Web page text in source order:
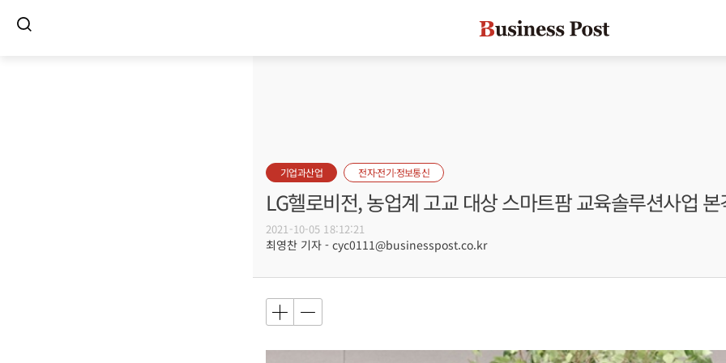
기업과산업 전자·전기·정보통신
LG헬로비전, 농업계 고교 대상 스마트팜 교육솔루션사업 본
2021-10-05 18:12:21
최영찬 기자 - cyc0111@businesspost.co.kr